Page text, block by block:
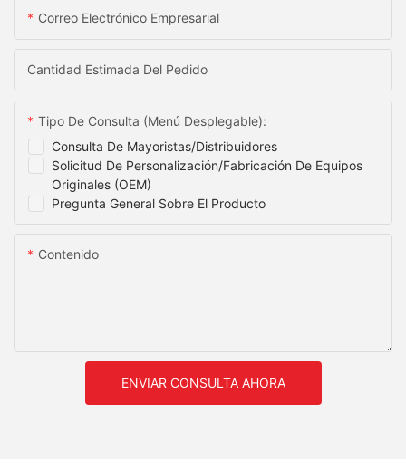
Correo Electrónico Empresarial
Cantidad Estimada Del Pedido
Consulta De Mayoristas/distribuidores
Solicitud De Personalización/fabricación De Equipos
Originales (OEM)
Pregunta General Sobre El Producto
Tipo De Consulta (menú Desplegable):
Contenido
ENVIAR CONSULTA AHORA